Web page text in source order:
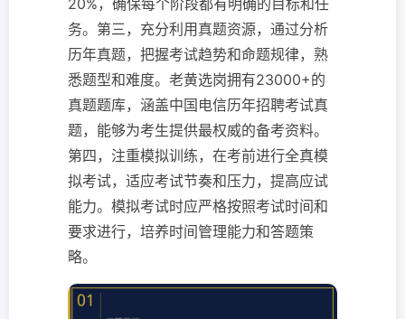
20%，确保每个阶段都有明确的目标和任
务。第三，充分利用真题资源，通过分析
历年真题，把握考试趋势和命题规律，熟
悉题型和难度。老黄选岗拥有23000+的
真题题库，涵盖中国电信历年招聘考试真
题，能够为考生提供最权威的备考资料。
第四，注重模拟训练，在考前进行全真模
拟考试，适应考试节奏和压力，提高应试
能力。模拟考试时应严格按照考试时间和
要求进行，培养时间管理能力和答题策
略。